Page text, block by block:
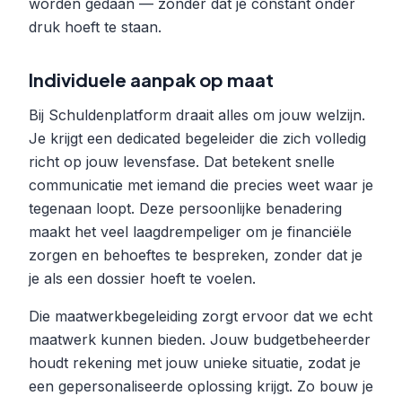
worden gedaan — zonder dat je constant onder
druk hoeft te staan.
Individuele aanpak op maat
Bij Schuldenplatform draait alles om jouw welzijn.
Je krijgt een dedicated begeleider die zich volledig
richt op jouw levensfase. Dat betekent snelle
communicatie met iemand die precies weet waar je
tegenaan loopt. Deze persoonlijke benadering
maakt het veel laagdrempeliger om je financiële
zorgen en behoeftes te bespreken, zonder dat je
je als een dossier hoeft te voelen.
Die maatwerkbegeleiding zorgt ervoor dat we echt
maatwerk kunnen bieden. Jouw budgetbeheerder
houdt rekening met jouw unieke situatie, zodat je
een gepersonaliseerde oplossing krijgt. Zo bouw je